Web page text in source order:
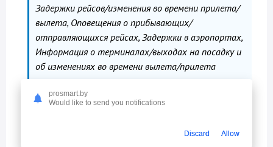
Задержки рейсов/изменения во времени прилета/
вылета, Оповещения о прибывающих/
отправляющихся рейсах, Задержки в аэропортах,
Информация о терминалах/выходах на посадку и
об изменениях во времени вылета/прилета
Особенности:
Доступ к пользовательскому разделу Мой
Просмотр активности по аэропорту
prosmart.by
Would like to send you notifications
Discard Allow